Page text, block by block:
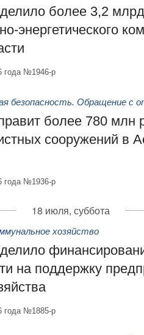
более 3,2
энергетического
года №1946-р
безопасность. Обращение с
более 780 млн
сооружений в
года №1936-р
18 июля, суббота
хозяйство
на поддержку
года №1885-р